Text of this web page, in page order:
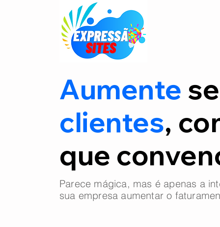
Aumente
clientes,
que
Parece mágica, mas é apenas a
sua empresa aumentar o